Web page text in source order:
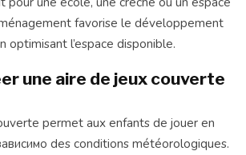
favorise le développement
optimisant l’espace disponible.
une aire de jeux couverte
permet aux enfants de jouer en
des conditions météorologiques.